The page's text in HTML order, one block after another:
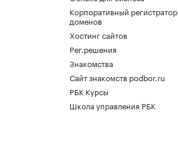
Корпоративный регистратор
доменов
Хостинг сайтов
Рег.решения
Знакомства
Сайт знакомств podbor.ru
РБК Курсы
Школа управления РБК